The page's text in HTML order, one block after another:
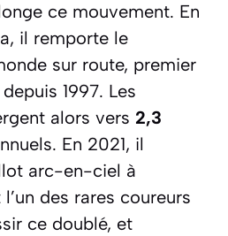
ce mouvement. En
il remporte le
sur route, premier
1997. Les
alors vers 2,3
En 2021, il
arc-en-ciel à
des rares coureurs
ce doublé, et